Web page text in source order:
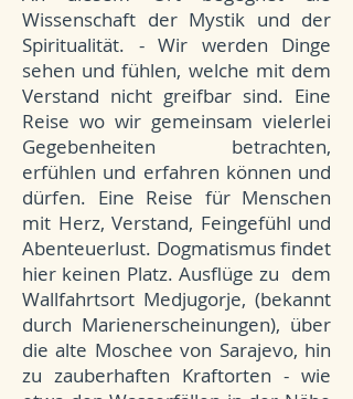
Wissenschaft der Mystik und der
Spiritualität. - Wir werden Dinge
sehen und fühlen, welche mit dem
Verstand nicht greifbar sind. Eine
Reise wo wir gemeinsam vielerlei
Gegebenheiten betrachten,
erfühlen und erfahren können und
dürfen. Eine Reise für Menschen
mit Herz, Verstand, Feingefühl und
Abenteuerlust. Dogmatismus findet
hier keinen Platz. Ausflüge zu dem
Wallfahrtsort Medjugorje, (bekannt
durch Marienerscheinungen), über
die alte Moschee von Sarajevo, hin
zu zauberhaften Kraftorten - wie